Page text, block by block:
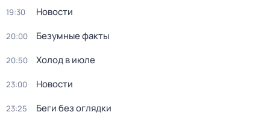
19:30 Новости
20:00 Бeзумные фaкты
20:50 Холод в июле
23:00 Новости
23:25 Беги без оглядки